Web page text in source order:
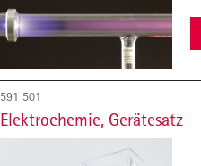
591 501
Elektrochemie, Gerätesatz